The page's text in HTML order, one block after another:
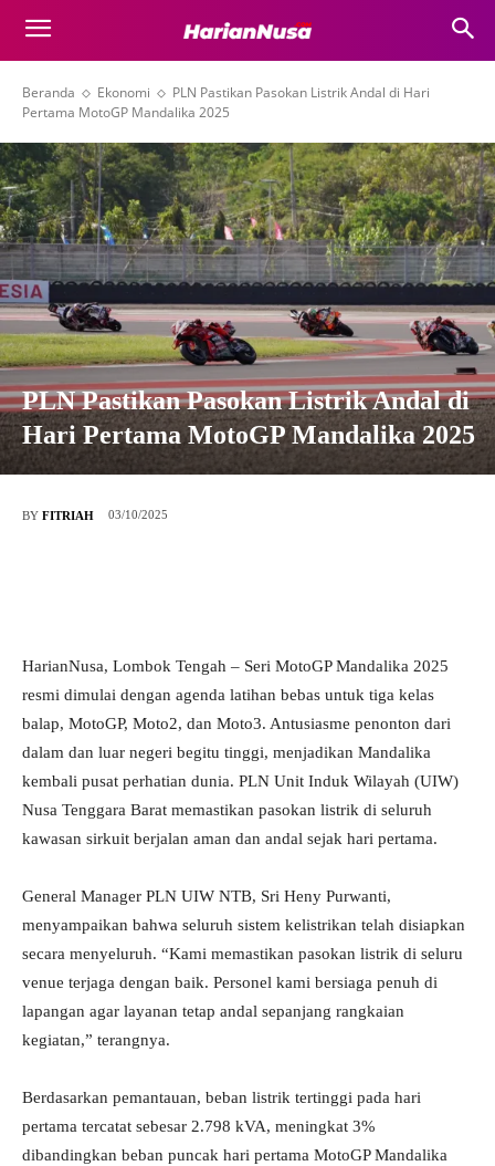
Beranda Ekonomi
PLN Pastikan Pasokan Listrik Andal di Hari
Pertama MotoGP Mandalika 2025
PLN Pastikan Pasokan Listrik Andal di
Hari Pertama MotoGP Mandalika 2025
BY FITRIAH 03/10/2025
HarianNusa, Lombok Tengah – Seri MotoGP Mandalika 2025
resmi dimulai dengan agenda latihan bebas untuk tiga kelas
balap, MotoGP, Moto2, dan Moto3. Antusiasme penonton dari
dalam dan luar negeri begitu tinggi, menjadikan Mandalika
kembali pusat perhatian dunia. PLN Unit Induk Wilayah (UIW)
Nusa Tenggara Barat memastikan pasokan listrik di seluruh
kawasan sirkuit berjalan aman dan andal sejak hari pertama.
General Manager PLN UIW NTB, Sri Heny Purwanti,
menyampaikan bahwa seluruh sistem kelistrikan telah disiapkan
secara menyeluruh. “Kami memastikan pasokan listrik di seluru
venue terjaga dengan baik. Personel kami bersiaga penuh di
lapangan agar layanan tetap andal sepanjang rangkaian
kegiatan,” terangnya.
Berdasarkan pemantauan, beban listrik tertinggi pada hari
pertama tercatat sebesar 2.798 kVA, meningkat 3%
dibandingkan beban puncak hari pertama MotoGP Mandalika